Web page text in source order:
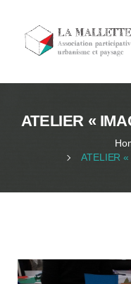
ATELIER «
ATELIER